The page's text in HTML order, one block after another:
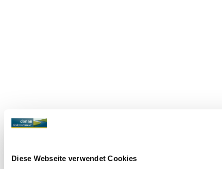
Diese Webseite verwendet Cookies